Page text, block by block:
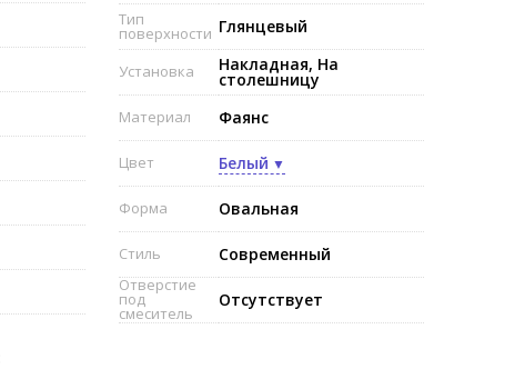
Тип
поверхности Глянцевый
Установка Накладная, На
столешницу
Материал Фаянс
Цвет Белый
Форма Овальная
Стиль Современный
Отверстие
под
смеситель
Отсутствует